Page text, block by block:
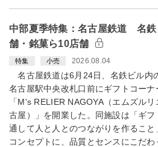
中部夏季特集：名古屋鉄道 名
舗・銘菓ら10店舗
特集 小売 2026.08.04
名古屋鉄道は6月24日、名鉄ビル内
名古屋駅中央改札口前にギフトコーナ
「M's RELIER NAGOYA（エムズルリ
古屋）」を開業した。同施設は「ギフ
通して人と人とのつながりを作ること
コンセプトに、品質とセンスにこだ